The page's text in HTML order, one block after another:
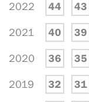
2022 44 43
2021 40 39
2020 36 35
2019 32 31